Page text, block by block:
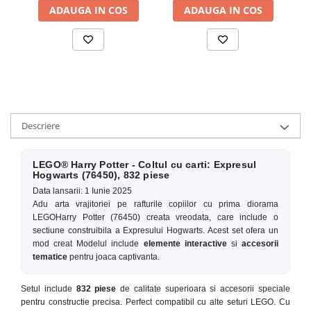
ADAUGA IN COS ADAUGA IN COS
Descriere
LEGO® Harry Potter - Coltul cu carti: Expresul
Hogwarts (76450), 832 piese
Data lansarii: 1 Iunie 2025
Adu arta vrajitoriei pe rafturile copiilor cu prima diorama
LEGOHarry Potter (76450) creata vreodata, care include o
sectiune construibila a Expresului Hogwarts. Acest set ofera un
mod creat Modelul include elemente interactivesiaccesorii
tematice pentru joaca captivanta.
Setul include 832 piese de calitate superioara si accesorii speciale
pentru constructie precisa. Perfect compatibil cu alte seturi LEGO. Cu